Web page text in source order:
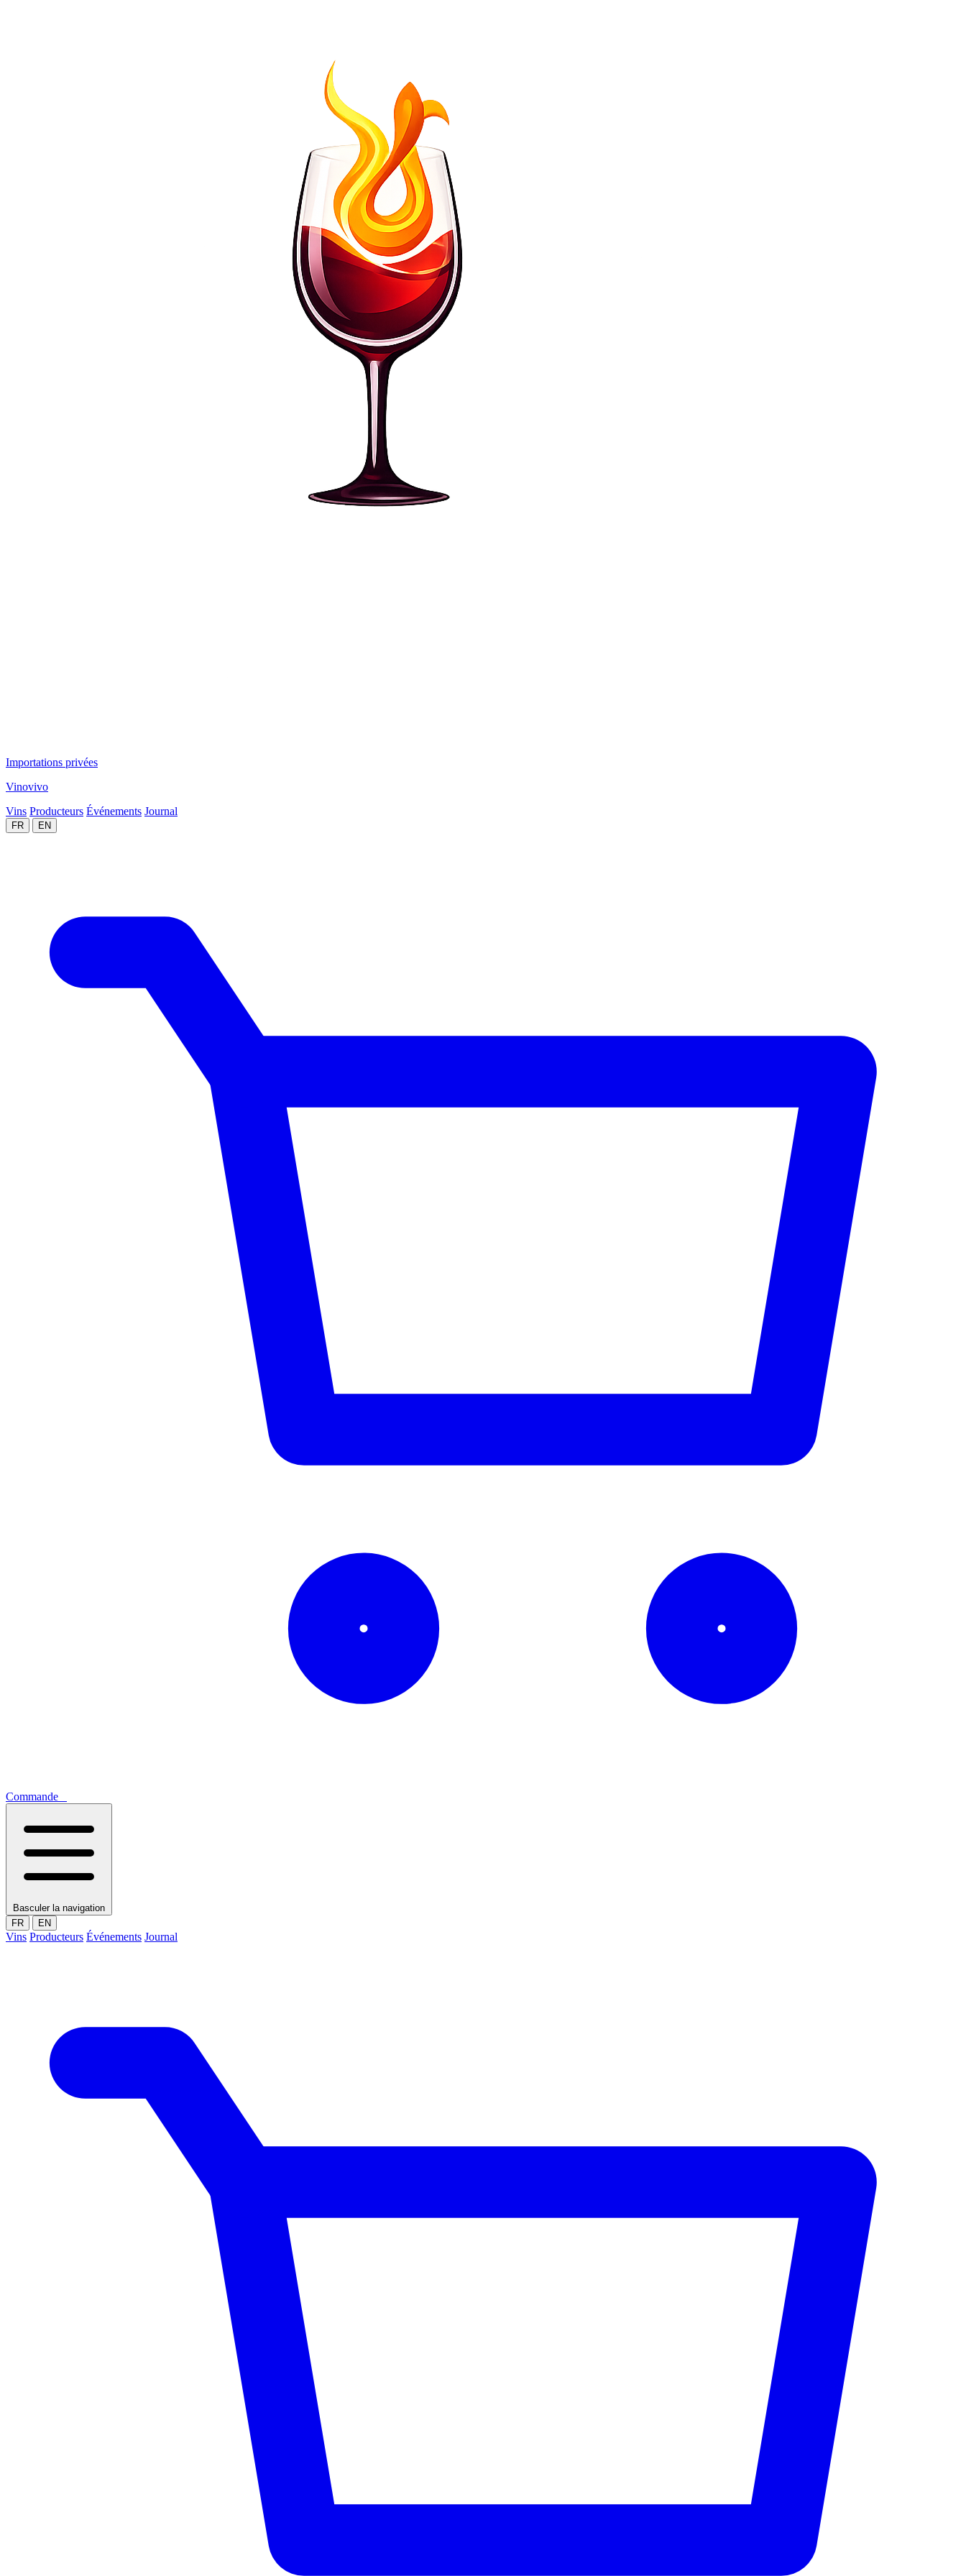
Importations privées
Vinovivo
Vins Producteurs Événements Journal
FR EN
Commande
Basculer la navigation
FR
EN
Vins Producteurs Événements Journal